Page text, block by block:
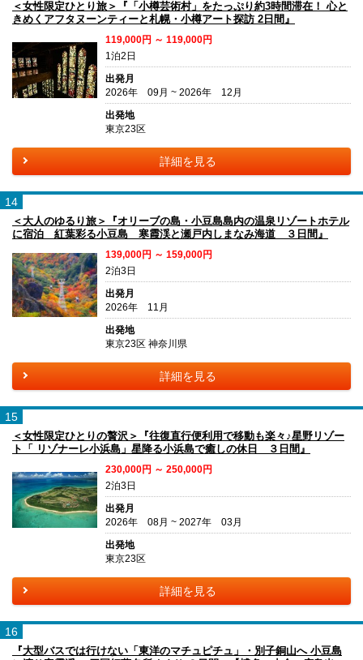
＜女性限定ひとり旅＞『「小樽芸術村」をたっぷり約3時間滞在！ 心と
きめくアフタヌーンティーと札幌・小樽アート探訪 2日間』
119,000円 ～ 119,000円
1泊2日
出発月
2026年 09月 ~ 2026年 12月
出発地
東京23区
詳細を見る
14
＜大人のゆるり旅＞『オリーブの島・小豆島島内の温泉リゾートホテル
に宿泊 紅葉彩る小豆島 寒霞渓と瀬戸内しまなみ海道 ３日間』
139,000円 ～ 159,000円
2泊3日
出発月
2026年 11月
出発地
東京23区 神奈川県
詳細を見る
15
＜女性限定ひとりの贅沢＞『往復直行便利用で移動も楽々♪星野リゾー
ト「 リゾナーレ小浜島」星降る小浜島で癒しの休日 ３日間』
230,000円 ～ 250,000円
2泊3日
出発月
2026年 08月 ~ 2027年 03月
出発地
東京23区
詳細を見る
16
『大型バスでは行けない「東洋のマチュピチュ」・別子銅山へ 小豆島